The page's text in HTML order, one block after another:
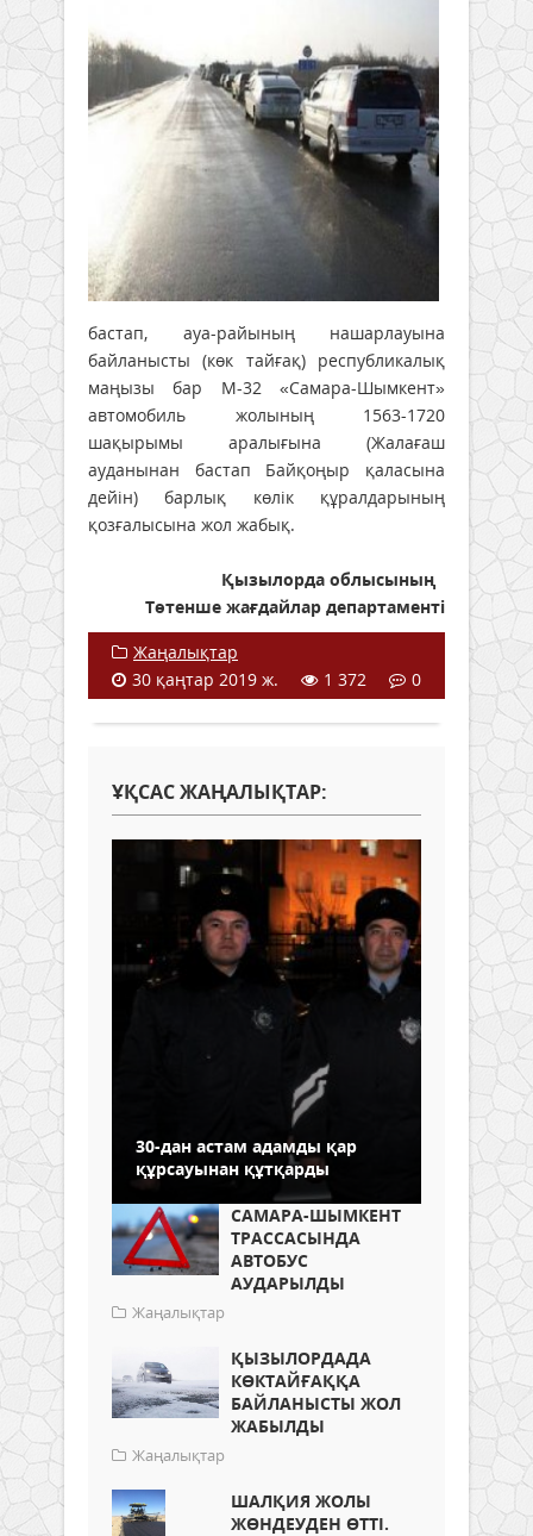
бастап, ауа-райының нашарлауына
байланысты (көк тайғақ) республикалық
маңызы бар М-32 «Самара-Шымкент»
автомобиль жолының 1563-1720
шақырымы аралығына (Жалағаш
ауданынан бастап Байқоңыр қаласына
дейін) барлық көлік құралдарының
қозғалысына жол жабық.
Қызылорда облысының
Төтенше жағдайлар департаменті
Жаңалықтар
30 қаңтар 2019 ж.
1 372 0
ҰҚСАС ЖАҢАЛЫҚТАР:
30-дан астам адамды қар
құрсауынан құтқарды
САМАРА-ШЫМКЕНТ
ТРАССАСЫНДА
АВТОБУС
АУДАРЫЛДЫ
Жаңалықтар
ҚЫЗЫЛОРДАДА
КӨКТАЙҒАҚҚА
БАЙЛАНЫСТЫ ЖОЛ
ЖАБЫЛДЫ
Жаңалықтар
ШАЛҚИЯ ЖОЛЫ
ЖӨНДЕУДЕН ӨТТІ.